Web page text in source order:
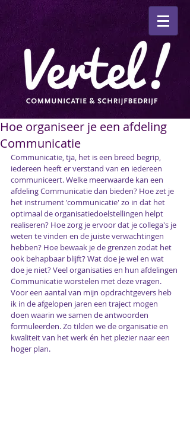
Hoe organiseer je een afdeling
Communicatie
Communicatie, tja, het is een breed begrip,
iedereen heeft er verstand van en iedereen
communiceert. Welke meerwaarde kan een
afdeling Communicatie dan bieden? Hoe zet je
het instrument 'communicatie' zo in dat het
optimaal de organisatiedoelstellingen helpt
realiseren? Hoe zorg je ervoor dat je collega's je
weten te vinden en de juiste verwachtingen
hebben? Hoe bewaak je de grenzen zodat het
ook behapbaar blijft? Wat doe je wel en wat
doe je niet? Veel organisaties en hun afdelingen
Communicatie worstelen met deze vragen.
Voor een aantal van mijn opdrachtgevers heb
ik in de afgelopen jaren een traject mogen
doen waarin we samen de antwoorden
formuleerden. Zo tilden we de organisatie en
kwaliteit van het werk én het plezier naar een
hoger plan.